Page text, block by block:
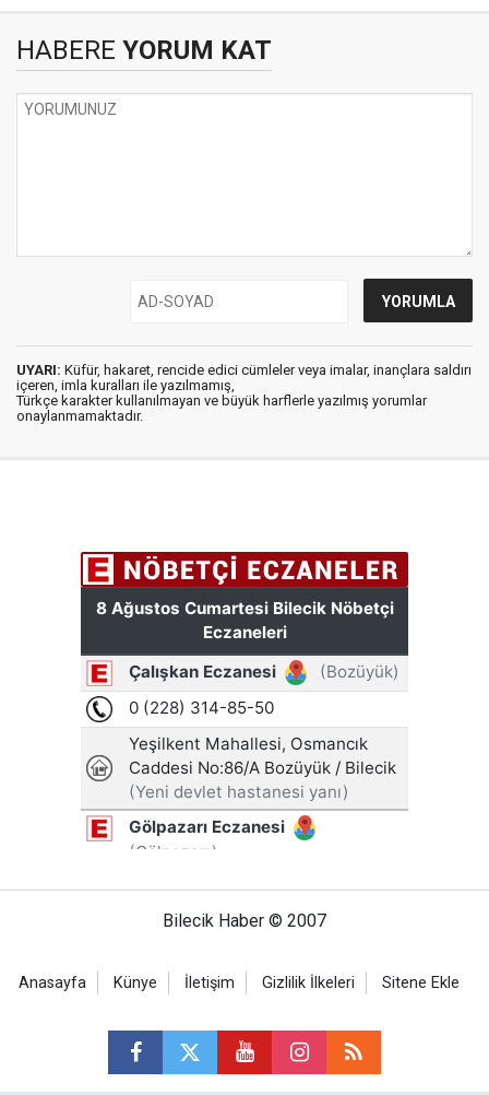
HABERE YORUM KAT
UYARI: Küfür, hakaret, rencide edici cümleler veya imalar, inançlara saldırı
içeren, imla kuralları ile yazılmamış,
Türkçe karakter kullanılmayan ve büyük harflerle yazılmış yorumlar
onaylanmamaktadır.
Bilecik Haber © 2007
Anasayfa Künye İletişim Gizlilik İlkeleri Sitene Ekle